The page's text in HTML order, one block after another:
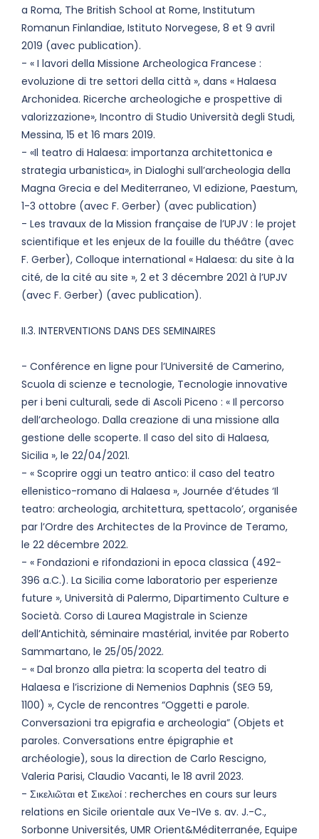
a Roma, The British School at Rome, Institutum
Romanun Finlandiae, Istituto Norvegese, 8 et 9 avril
2019 (avec publication).
- « I lavori della Missione Archeologica Francese :
evoluzione di tre settori della città », dans « Halaesa
Archonidea. Ricerche archeologiche e prospettive di
valorizzazione», Incontro di Studio Università degli Studi,
Messina, 15 et 16 mars 2019.
- «Il teatro di Halaesa: importanza architettonica e
strategia urbanistica», in Dialoghi sull’archeologia della
Magna Grecia e del Mediterraneo, VI edizione, Paestum,
1-3 ottobre (avec F. Gerber) (avec publication)
- Les travaux de la Mission française de l’UPJV : le projet
scientifique et les enjeux de la fouille du théâtre (avec
F. Gerber), Colloque international « Halaesa: du site à la
cité, de la cité au site », 2 et 3 décembre 2021 à l’UPJV
(avec F. Gerber) (avec publication).
II.3. INTERVENTIONS DANS DES SEMINAIRES
- Conférence en ligne pour l’Université de Camerino,
Scuola di scienze e tecnologie, Tecnologie innovative
per i beni culturali, sede di Ascoli Piceno : « Il percorso
dell’archeologo. Dalla creazione di una missione alla
gestione delle scoperte. Il caso del sito di Halaesa,
Sicilia », le 22/04/2021.
- « Scoprire oggi un teatro antico: il caso del teatro
ellenistico-romano di Halaesa », Journée d’études ‘Il
teatro: archeologia, architettura, spettacolo’, organisée
par l’Ordre des Architectes de la Province de Teramo,
le 22 décembre 2022.
- « Fondazioni e rifondazioni in epoca classica (492-
396 a.C.). La Sicilia come laboratorio per esperienze
future », Università di Palermo, Dipartimento Culture e
Società. Corso di Laurea Magistrale in Scienze
dell’Antichità, séminaire mastérial, invitée par Roberto
Sammartano, le 25/05/2022.
- « Dal bronzo alla pietra: la scoperta del teatro di
Halaesa e l’iscrizione di Nemenios Daphnis (SEG 59,
1100) », Cycle de rencontres “Oggetti e parole.
Conversazioni tra epigrafia e archeologia” (Objets et
paroles. Conversations entre épigraphie et
archéologie), sous la direction de Carlo Rescigno,
Valeria Parisi, Claudio Vacanti, le 18 avril 2023.
- Σικελιῶται et Σικελοί : recherches en cours sur leurs
relations en Sicile orientale aux Ve-IVe s. av. J.-C.,
Sorbonne Universités, UMR Orient&Méditerranée, Equipe